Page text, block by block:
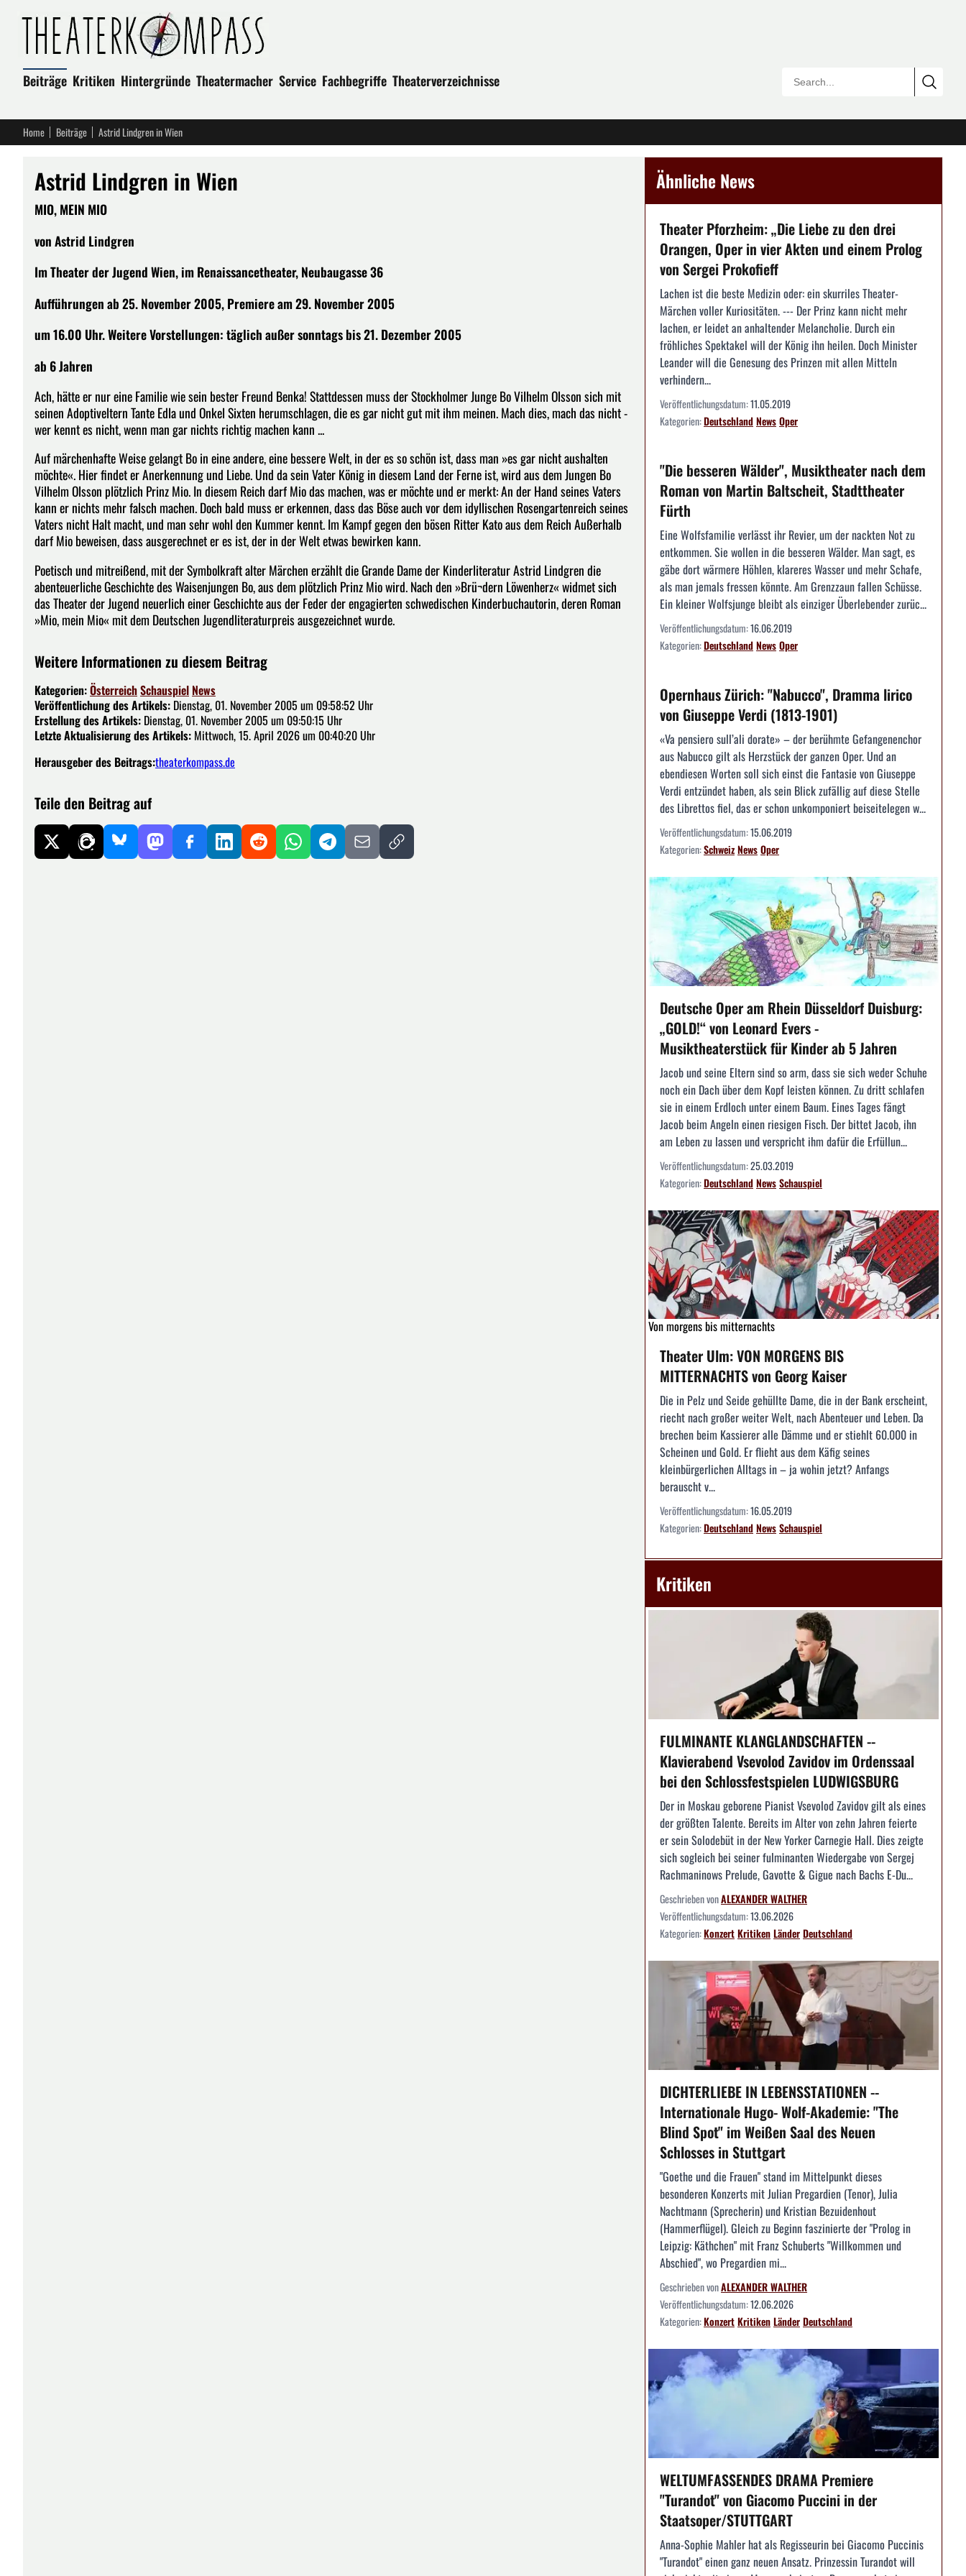
Beiträge Kritiken Hintergründe Theatermacher Service Fachbegriffe Theaterverzeichnisse
Home Beiträge Astrid Lindgren in Wien
Astrid Lindgren in Wien
MIO, MEIN MIO
von Astrid Lindgren
Im Theater der Jugend Wien, im Renaissancetheater, Neubaugasse 36
Aufführungen ab 25. November 2005, Premiere am 29. November 2005
um 16.00 Uhr. Weitere Vorstellungen: täglich außer sonntags bis 21. Dezember 2005
ab 6 Jahren
Ach, hätte er nur eine Familie wie sein bester Freund Benka! Stattdessen muss der Stockholmer Junge Bo Vilhelm Olsson sich mit
seinen Adoptiveltern Tante Edla und Onkel Sixten herumschlagen, die es gar nicht gut mit ihm meinen. Mach dies, mach das nicht -
wer kennt es nicht, wenn man gar nichts richtig machen kann ...
Auf märchenhafte Weise gelangt Bo in eine andere, eine bessere Welt, in der es so schön ist, dass man »es gar nicht aushalten
möchte«. Hier findet er Anerkennung und Liebe. Und da sein Vater König in diesem Land der Ferne ist, wird aus dem Jungen Bo
Vilhelm Olsson plötzlich Prinz Mio. In diesem Reich darf Mio das machen, was er möchte und er merkt: An der Hand seines Vaters
kann er nichts mehr falsch machen. Doch bald muss er erkennen, dass das Böse auch vor dem idyllischen Rosengartenreich seines
Vaters nicht Halt macht, und man sehr wohl den Kummer kennt. Im Kampf gegen den bösen Ritter Kato aus dem Reich Außerhalb
darf Mio beweisen, dass ausgerechnet er es ist, der in der Welt etwas bewirken kann.
Poetisch und mitreißend, mit der Symbolkraft alter Märchen erzählt die Grande Dame der Kinderliteratur Astrid Lindgren die
abenteuerliche Geschichte des Waisenjungen Bo, aus dem plötzlich Prinz Mio wird. Nach den »Brü¬dern Löwenherz« widmet sich
das Theater der Jugend neuerlich einer Geschichte aus der Feder der engagierten schwedischen Kinderbuchautorin, deren Roman
»Mio, mein Mio« mit dem Deutschen Jugendliteraturpreis ausgezeichnet wurde.
Weitere Informationen zu diesem Beitrag
Kategorien:ÖsterreichSchauspiel News
Veröffentlichung des Artikels: Dienstag, 01. November 2005 um 09:58:52 Uhr
Erstellung des Artikels: Dienstag, 01. November 2005 um 09:50:15 Uhr
Letzte Aktualisierung des Artikels: Mittwoch, 15. April 2026 um 00:40:20 Uhr
Herausgeber des Beitrags:theaterkompass.de
Teile den Beitrag auf
Ähnliche News
Theater Pforzheim: „Die Liebe zu den drei
Orangen, Oper in vier Akten und einem Prolog
von Sergei Prokofieff
Lachen ist die beste Medizin oder: ein skurriles Theater-
Märchen voller Kuriositäten. --- Der Prinz kann nicht mehr
lachen, er leidet an anhaltender Melancholie. Durch ein
fröhliches Spektakel will der König ihn heilen. Doch Minister
Leander will die Genesung des Prinzen mit allen Mitteln
verhindern...
Veröffentlichungsdatum:11.05.2019
Kategorien:DeutschlandNewsOper
"Die besseren Wälder", Musiktheater nach dem
Roman von Martin Baltscheit, Stadttheater
Fürth
Eine Wolfsfamilie verlässt ihr Revier, um der nackten Not zu
entkommen. Sie wollen in die besseren Wälder. Man sagt, es
gäbe dort wärmere Höhlen, klareres Wasser und mehr Schafe,
als man jemals fressen könnte. Am Grenzzaun fallen Schüsse.
Ein kleiner Wolfsjunge bleibt als einziger Überlebender zurüc...
Veröffentlichungsdatum:16.06.2019
Kategorien:DeutschlandNewsOper
Opernhaus Zürich: "Nabucco", Dramma lirico
von Giuseppe Verdi (1813-1901)
«Va pensiero sull’ali dorate» – der berühmte Gefangenenchor
aus Nabucco gilt als Herzstück der ganzen Oper. Und an
ebendiesen Worten soll sich einst die Fantasie von Giuseppe
Verdi entzündet haben, als sein Blick zufällig auf diese Stelle
des Librettos fiel, das er schon unkomponiert beiseitelegen w...
Veröffentlichungsdatum:15.06.2019
Kategorien:SchweizNewsOper
Deutsche Oper am Rhein Düsseldorf Duisburg:
„GOLD!“ von Leonard Evers -
Musiktheaterstück für Kinder ab 5 Jahren
Jacob und seine Eltern sind so arm, dass sie sich weder Schuhe
noch ein Dach über dem Kopf leisten können. Zu dritt schlafen
sie in einem Erdloch unter einem Baum. Eines Tages fängt
Jacob beim Angeln einen riesigen Fisch. Der bittet Jacob, ihn
am Leben zu lassen und verspricht ihm dafür die Erfüllun...
Veröffentlichungsdatum:25.03.2019
Kategorien:DeutschlandNewsSchauspiel
Von morgens bis mitternachts
Theater Ulm: VON MORGENS BIS
MITTERNACHTS von Georg Kaiser
Die in Pelz und Seide gehüllte Dame, die in der Bank erscheint,
riecht nach großer weiter Welt, nach Abenteuer und Leben. Da
brechen beim Kassierer alle Dämme und er stiehlt 60.000 in
Scheinen und Gold. Er flieht aus dem Käfig seines
kleinbürgerlichen Alltags in – ja wohin jetzt? Anfangs
berauscht v...
Veröffentlichungsdatum:16.05.2019
Kategorien:DeutschlandNewsSchauspiel
Kritiken
FULMINANTE KLANGLANDSCHAFTEN --
Klavierabend Vsevolod Zavidov im Ordenssaal
bei den Schlossfestspielen LUDWIGSBURG
Der in Moskau geborene Pianist Vsevolod Zavidov gilt als eines
der größten Talente. Bereits im Alter von zehn Jahren feierte
er sein Solodebüt in der New Yorker Carnegie Hall. Dies zeigte
sich sogleich bei seiner fulminanten Wiedergabe von Sergej
Rachmaninows Prelude, Gavotte & Gigue nach Bachs E-Du...
Geschrieben vonALEXANDER WALTHER
Veröffentlichungsdatum:13.06.2026
Kategorien:KonzertKritikenLänderDeutschland
DICHTERLIEBE IN LEBENSSTATIONEN --
Internationale Hugo- Wolf-Akademie: "The
Blind Spot" im Weißen Saal des Neuen
Schlosses in Stuttgart
"Goethe und die Frauen" stand im Mittelpunkt dieses
besonderen Konzerts mit Julian Pregardien (Tenor), Julia
Nachtmann (Sprecherin) und Kristian Bezuidenhout
(Hammerflügel). Gleich zu Beginn faszinierte der "Prolog in
Leipzig: Käthchen" mit Franz Schuberts "Willkommen und
Abschied", wo Pregardien mi...
Geschrieben vonALEXANDER WALTHER
Veröffentlichungsdatum:12.06.2026
Kategorien:KonzertKritikenLänderDeutschland
WELTUMFASSENDES DRAMA Premiere
"Turandot" von Giacomo Puccini in der
Staatsoper/STUTTGART
Anna-Sophie Mahler hat als Regisseurin bei Giacomo Puccinis
"Turandot" einen ganz neuen Ansatz. Prinzessin Turandot will